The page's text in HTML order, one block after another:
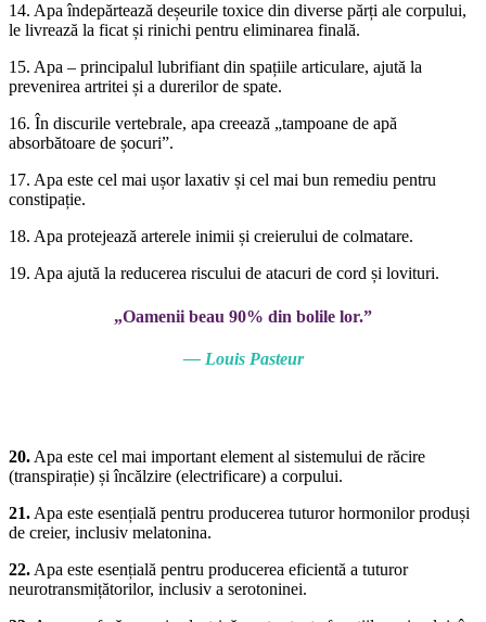
14. Apa îndepărtează deșeurile toxice din diverse părți ale corpului,
le livrează la ficat și rinichi pentru eliminarea finală.
15. Apa – principalul lubrifiant din spațiile articulare, ajută la
prevenirea artritei și a durerilor de spate.
16. În discurile vertebrale, apa creează „tampoane de apă
absorbătoare de șocuri”.
17. Apa este cel mai ușor laxativ și cel mai bun remediu pentru
constipație.
18. Apa protejează arterele inimii și creierului de colmatare.
19. Apa ajută la reducerea riscului de atacuri de cord și lovituri.
„Oamenii beau 90% din bolile lor.”
— Louis Pasteur
20. Apa este cel mai important element al sistemului de răcire
(transpirație) și încălzire (electrificare) a corpului.
21. Apa este esențială pentru producerea tuturor hormonilor produși
de creier, inclusiv melatonina.
22. Apa este esențială pentru producerea eficientă a tuturor
neurotransmițătorilor, inclusiv a serotoninei.